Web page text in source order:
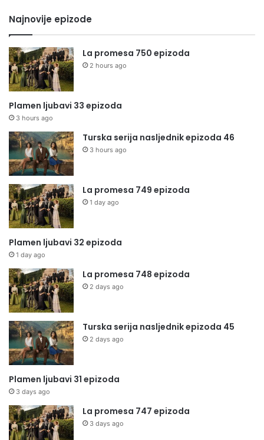
Najnovije epizode
La promesa 750 epizoda
2 hours ago
Plamen ljubavi 33 epizoda
3 hours ago
Turska serija nasljednik epizoda 46
3 hours ago
La promesa 749 epizoda
1 day ago
Plamen ljubavi 32 epizoda
1 day ago
La promesa 748 epizoda
2 days ago
Turska serija nasljednik epizoda 45
2 days ago
Plamen ljubavi 31 epizoda
3 days ago
La promesa 747 epizoda
3 days ago